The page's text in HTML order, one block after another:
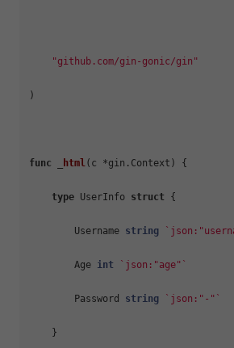
"github.com/gin-gonic/gin"
)
func html (c *gin.Context) {
type UserInfo struct {
        Username
string
        Age
int `json:"age"`
        Password
string `json:"-"`
    }